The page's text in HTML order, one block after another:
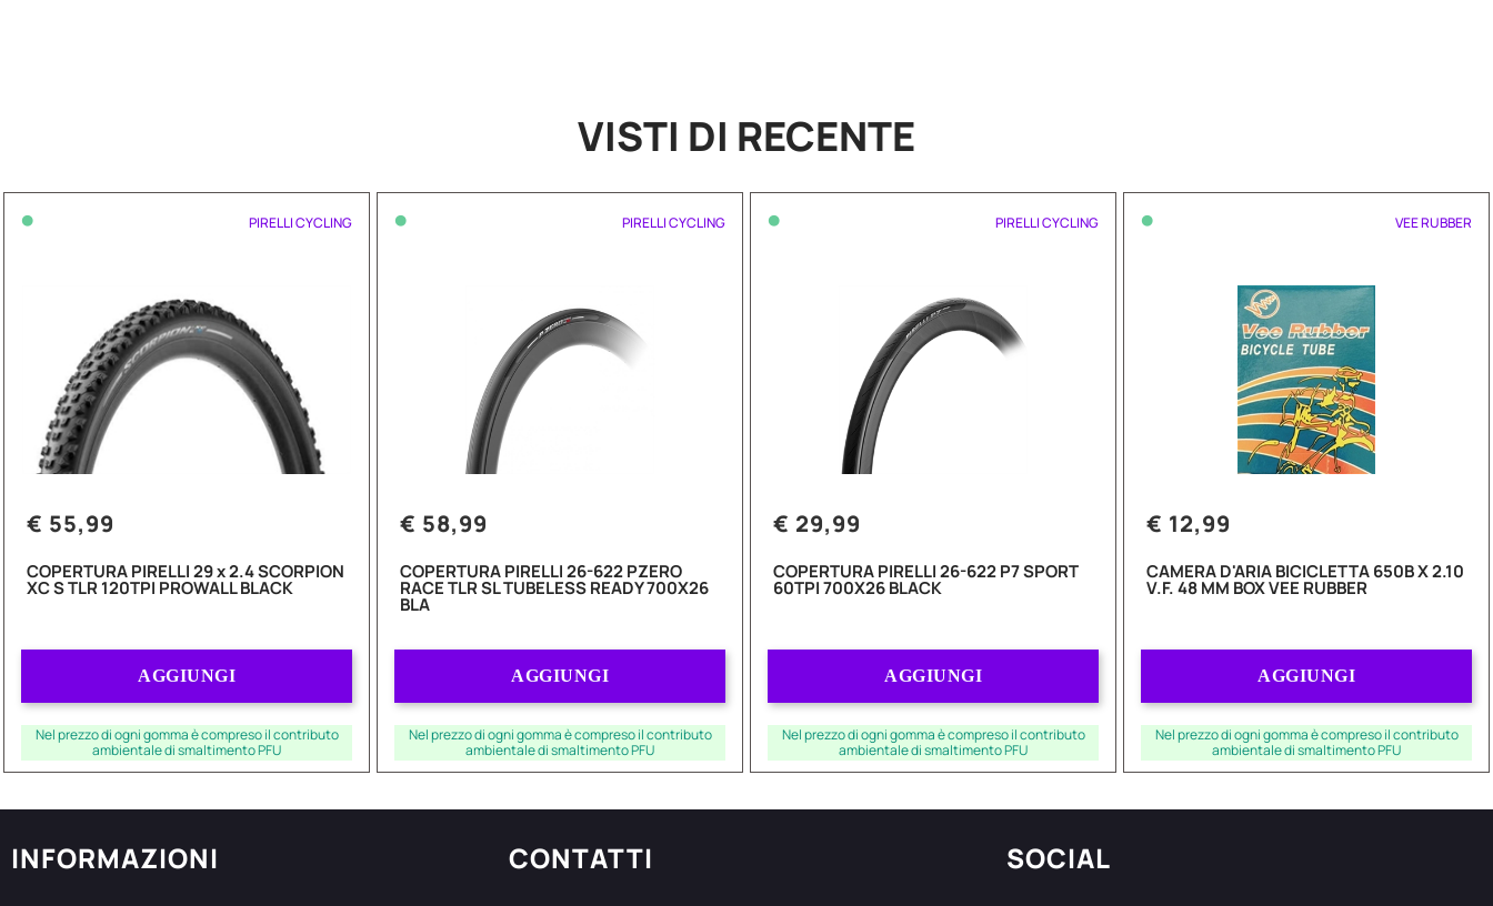
VISTI DI RECENTE
• PIRELLI CYCLING
€ 55,99
COPERTURA PIRELLI 29 x 2.4 SCORPION
XC S TLR 120TPI PROWALL BLACK
AGGIUNGI
Nel prezzo di ogni gomma è compreso il contributo
ambientale di smaltimento PFU
• PIRELLI CYCLING
€ 58,99
COPERTURA PIRELLI 26-622 PZERO
RACE TLR SL TUBELESS READY 700X26
BLA
AGGIUNGI
Nel prezzo di ogni gomma è compreso il contributo
ambientale di smaltimento PFU
• PIRELLI CYCLING
€ 29,99
COPERTURA PIRELLI 26-622 P7 SPORT
60TPI 700X26 BLACK
AGGIUNGI
Nel prezzo di ogni gomma è compreso il contributo
ambientale di smaltimento PFU
• VEE RUBBER
€ 12,99
CAMERA D'ARIA BICICLETTA 650B X 2.10
V.F. 48 MM BOX VEE RUBBER
AGGIUNGI
Nel prezzo di ogni gomma è compreso il contributo
ambientale di smaltimento PFU
INFORMAZIONI CONTATTI SOCIAL